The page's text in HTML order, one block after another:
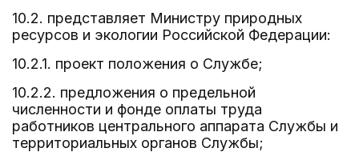
10.2. представляет Министру природных
ресурсов и экологии Российской Федерации:
10.2.1. проект положения о Службе;
10.2.2. предложения о предельной
численности и фонде оплаты труда
работников центрального аппарата Службы и
территориальных органов Службы;